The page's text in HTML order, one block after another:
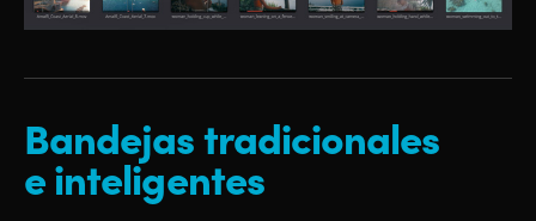
Bandejas tradicionales
e inteligentes